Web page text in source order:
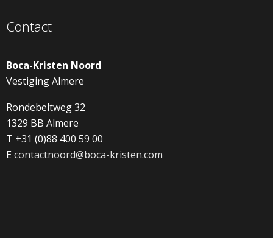
Contact
Boca-Kristen Noord
Vestiging Almere
Rondebeltweg 32
1329 BB Almere
T +31 (0)88 400 59 00
Econtactnoord@boca-kristen.com